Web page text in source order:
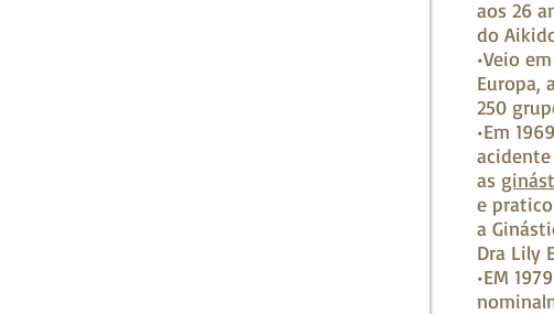
aos 26
do
•Veio
Europa,
250
•Em
as
e
a
Dra Lily
•EM